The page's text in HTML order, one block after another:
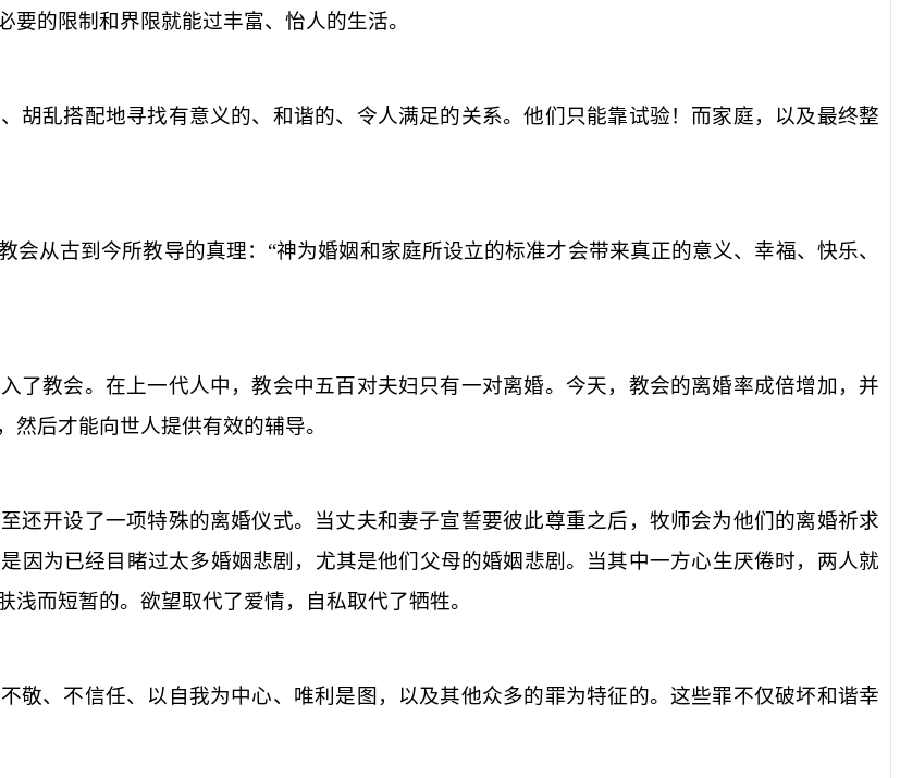
的限制和界限就能过丰富、怡人的生活。
胡乱搭配地寻找有意义的、和谐的、令人满足的关系。他们只能靠试验！而家庭，以及最终整
从古到今所教导的真理：“神为婚姻和家庭所设立的标准才会带来真正的意义、幸福、快乐、
了教会。在上一代人中，教会中五百对夫妇只有一对离婚。今天，教会的离婚率成倍增加，并
后才能向世人提供有效的辅导。
还开设了一项特殊的离婚仪式。当丈夫和妻子宣誓要彼此尊重之后，牧师会为他们的离婚祈求
因为已经目睹过太多婚姻悲剧，尤其是他们父母的婚姻悲剧。当其中一方心生厌倦时，两人就
而短暂的。欲望取代了爱情，自私取代了牺牲。
敬、不信任、以自我为中心、唯利是图，以及其他众多的罪为特征的。这些罪不仅破坏和谐幸